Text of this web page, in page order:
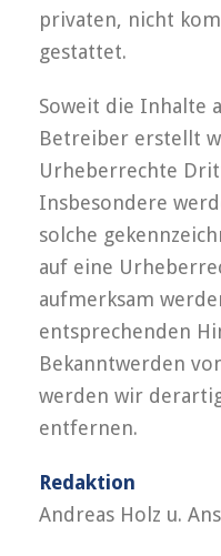
privaten, nicht
gestattet.
Soweit die Inhalte
Betreiber erstellt
Urheberrechte
Insbesondere
solche
auf eine
aufmerksam
entsprechenden
Bekanntwerden
werden wir
entfernen.
Redaktion
Andreas Holz u.